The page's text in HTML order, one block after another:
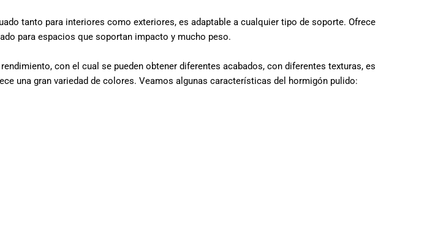
tanto para interiores como exteriores, es adaptable a cualquier tipo de soporte. Ofrece
para espacios que soportan impacto y mucho peso.
con el cual se pueden obtener diferentes acabados, con diferentes texturas, es
una gran variedad de colores. Veamos algunas características del hormigón pulido: